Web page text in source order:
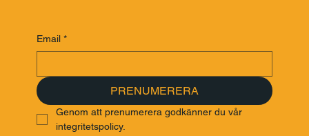
Email *
PRENUMERERA
Genom att prenumerera godkänner du vår
integritetspolicy.